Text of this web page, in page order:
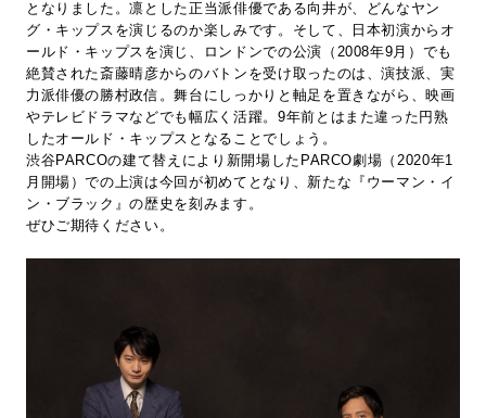
となりました。凛とした正当派俳優である向井が、どんなヤン
グ・キップスを演じるのか楽しみです。そして、日本初演からオ
ールド・キップスを演じ、ロンドンでの公演（2008年9月）でも
絶賛された斎藤晴彦からのバトンを受け取ったのは、演技派、実
力派俳優の勝村政信。舞台にしっかりと軸足を置きながら、映画
やテレビドラマなどでも幅広く活躍。9年前とはまた違った円熟
したオールド・キップスとなることでしょう。
渋谷PARCOの建て替えにより新開場したPARCO劇場（2020年1
月開場）での上演は今回が初めてとなり、新たな『ウーマン・イ
ン・ブラック』の歴史を刻みます。
ぜひご期待ください。